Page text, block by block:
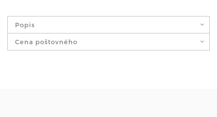
Popis
Cena poštovného